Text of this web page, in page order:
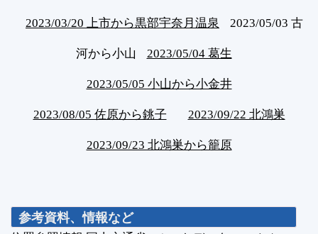
2023/03/20 上市から黒部宇奈月温泉 2023/05/03 古
河から小山 2023/05/04 葛生
2023/05/05 小山から小金井
2023/08/05 佐原から銚子 2023/09/22 北鴻巣
2023/09/23 北鴻巣から籠原
参考資料、情報など